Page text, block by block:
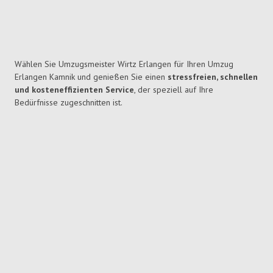
Wählen Sie Umzugsmeister Wirtz Erlangen für Ihren Umzug
Erlangen Kamnik und genießen Sie einen stressfreien, schnellen
und kosteneffizienten Service, der speziell auf Ihre
Bedürfnisse zugeschnitten ist.